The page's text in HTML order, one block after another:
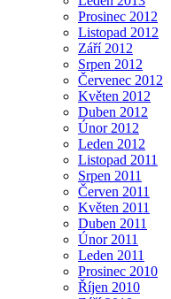
Prosinec 2012
Listopad 2012
Září 2012
Srpen 2012
Červenec 2012
Květen 2012
Duben 2012
Únor 2012
Leden 2012
Listopad 2011
Srpen 2011
Červen 2011
Květen 2011
Duben 2011
Únor 2011
Leden 2011
Prosinec 2010
Říjen 2010